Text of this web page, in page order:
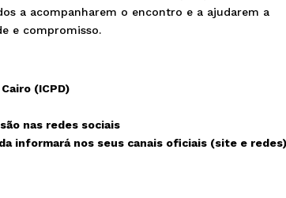
a acompanharem o encontro e a ajudarem a
e compromisso.
(ICPD)
nas redes sociais
informará nos seus canais oficiais (site e